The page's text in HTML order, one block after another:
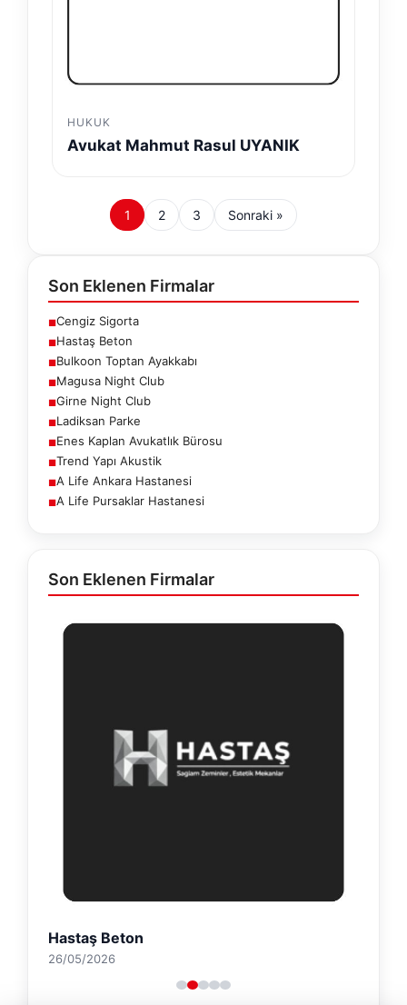
HUKUK
Avukat Mahmut Rasul UYANIK
1 2 3 Sonraki »
Son Eklenen Firmalar
■Cengiz Sigorta
■Hastaş Beton
■Bulkoon Toptan Ayakkabı
■Magusa Night Club
■Girne Night Club
■Ladiksan Parke
■Enes Kaplan Avukatlık Bürosu
■Trend Yapı Akustik
■A Life Ankara Hastanesi
■A Life Pursaklar Hastanesi
Son Eklenen Firmalar
Hastaş Beton
26/05/2026